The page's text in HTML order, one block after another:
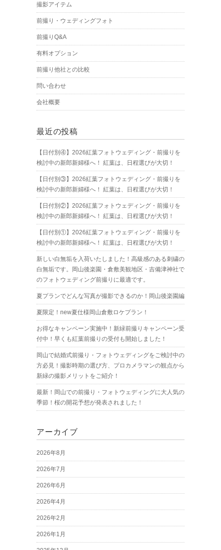
撮影アイテム
前撮り・ウェディングフォト
前撮りQ&A
有料オプション
前撮り他社との比較
問い合わせ
会社概要
最近の投稿
【日付別④】2026紅葉フォトウェディング・前撮りを
検討中の新郎新婦様へ！ 紅葉は、日程選びが大切！
【日付別③】2026紅葉フォトウェディング・前撮りを
検討中の新郎新婦様へ！ 紅葉は、日程選びが大切！
【日付別②】2026紅葉フォトウェディング・前撮りを
検討中の新郎新婦様へ！ 紅葉は、日程選びが大切！
【日付別①】2026紅葉フォトウェディング・前撮りを
検討中の新郎新婦様へ！ 紅葉は、日程選びが大切！
新しい白無垢を入荷いたしました！高級感のある刺繍の
白無垢です。岡山後楽園・倉敷美観地区・吉備津神社で
のフォトウェディング前撮りに最適です。
夏プランでどんな写真が撮影できるのか！岡山後楽園編
夏限定！new夏仕様岡山倉敷ロケプラン！
お得なキャンペーン実施中！新緑前撮りキャンペーン受
付中！早くも紅葉前撮りの受付も開始しました！
岡山で結婚式前撮り・フォトウェディングをご検討中の
方必見！撮影時期の選び方、プロカメラマンの観点から
新緑の撮影メリットをご紹介！
最新！岡山での前撮り・フォトウェディングに大人気の
季節！桜の開花予想が発表されました！
アーカイブ
2026年8月
2026年7月
2026年6月
2026年4月
2026年2月
2026年1月